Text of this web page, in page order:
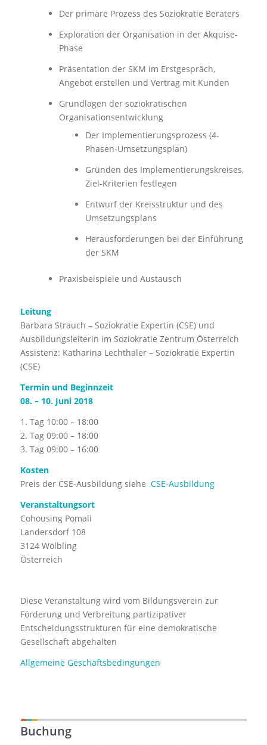
Der primäre Prozess des Soziokratie Beraters
Exploration der Organisation in der Akquise-
Phase
Präsentation der SKM im Erstgespräch,
Angebot erstellen und Vertrag mit Kunden
Grundlagen der soziokratischen
Organisationsentwicklung
Der Implementierungsprozess (4-
Phasen-Umsetzungsplan)
Gründen des Implementierungskreises,
Ziel-Kriterien festlegen
Entwurf der Kreisstruktur und des
Umsetzungsplans
Herausforderungen bei der Einführung
der SKM
Praxisbeispiele und Austausch
Leitung
Barbara Strauch – Soziokratie Expertin (CSE) und
Ausbildungsleiterin im Soziokratie Zentrum Österreich
Assistenz: Katharina Lechthaler – Soziokratie Expertin
(CSE)
Termin und Beginnzeit
08. – 10. Juni 2018
1. Tag 10:00 – 18:00
2. Tag 09:00 – 18:00
3. Tag 09:00 – 16:00
Kosten
Preis der CSE-Ausbildung siehe CSE-Ausbildung
Veranstaltungsort
Cohousing Pomali
Landersdorf 108
3124 Wölbling
Österreich
Diese Veranstaltung wird vom Bildungsverein zur
Förderung und Verbreitung partizipativer
Entscheidungsstrukturen für eine demokratische
Gesellschaft abgehalten
Allgemeine Geschäftsbedingungen
Buchung